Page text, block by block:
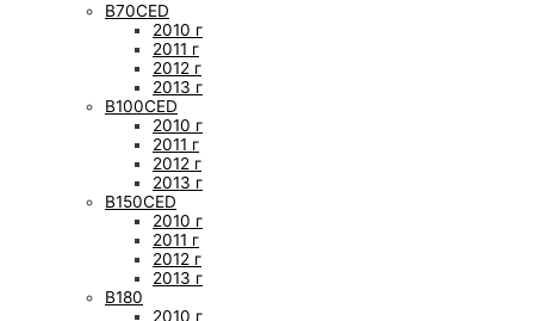
B70CED
2010 г
2011 г
2012 г
2013 г
B100CED
2010 г
2011 г
2012 г
2013 г
B150CED
2010 г
2011 г
2012 г
2013 г
B180
2010 г